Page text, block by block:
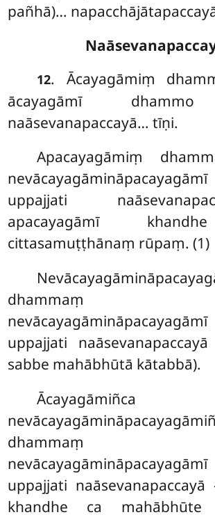
pañhā)…
12. Ācayagāmiṃ
ācayagāmī
naāsevanapaccayā… tīṇi.
Apacayagāmiṃ
uppajjati
apacayagāmī
cittasamuṭṭhānaṃ rūpaṃ. (1)
dhammaṃ
uppajjati
sabbe mahābhūtā kātabbā).
Ācayagāmiñca
dhammaṃ
uppajjati naāsevanapaccayā
khandhe ca